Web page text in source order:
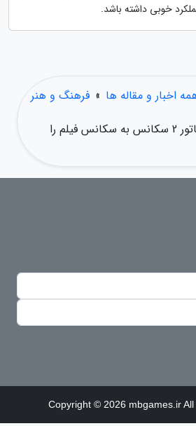
اخبار و مقاله ها » فرهنگ و هنر
ببینید؛ بازی نو ترمیناتور 2 سکانس به سکانس فیلم را
Copyright © 2026 mbgames.ir